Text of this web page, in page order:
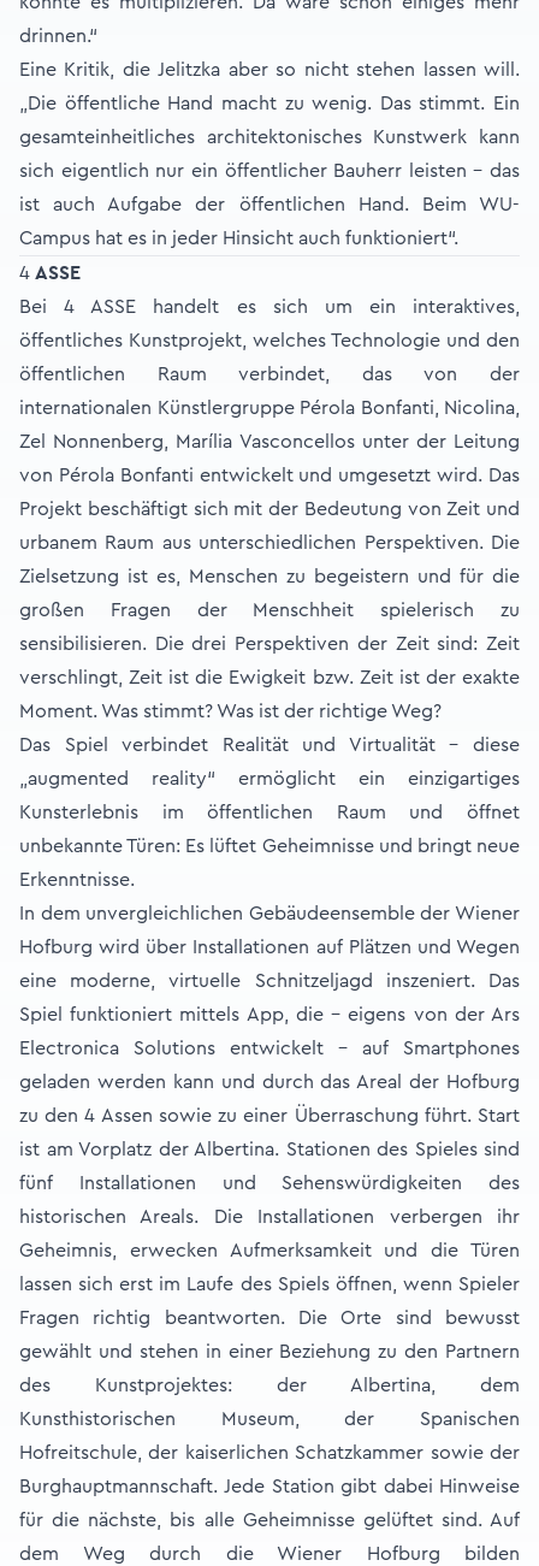
drinnen.“
Eine Kritik, die Jelitzka aber so nicht stehen lassen will.
„Die öffentliche Hand macht zu wenig. Das stimmt. Ein
gesamteinheitliches architektonisches Kunstwerk kann
sich eigentlich nur ein öffentlicher Bauherr leisten - das
ist auch Aufgabe der öffentlichen Hand. Beim WU-
Campus hat es in jeder Hinsicht auch funktioniert“.
4 ASSE
Bei 4 ASSE handelt es sich um ein interaktives,
öffentliches Kunstprojekt, welches Technologie und den
öffentlichen Raum verbindet, das von der
internationalen Künstlergruppe Pérola Bonfanti, Nicolina,
Zel Nonnenberg, Marília Vasconcellos unter der Leitung
von Pérola Bonfanti entwickelt und umgesetzt wird. Das
Projekt beschäftigt sich mit der Bedeutung von Zeit und
urbanem Raum aus unterschiedlichen Perspektiven. Die
Zielsetzung ist es, Menschen zu begeistern und für die
großen Fragen der Menschheit spielerisch zu
sensibilisieren. Die drei Perspektiven der Zeit sind: Zeit
verschlingt, Zeit ist die Ewigkeit bzw. Zeit ist der exakte
Moment. Was stimmt? Was ist der richtige Weg?
Das Spiel verbindet Realität und Virtualität – diese
„augmented reality“ ermöglicht ein einzigartiges
Kunsterlebnis im öffentlichen Raum und öffnet
unbekannte Türen: Es lüftet Geheimnisse und bringt neue
Erkenntnisse.
In dem unvergleichlichen Gebäudeensemble der Wiener
Hofburg wird über Installationen auf Plätzen und Wegen
eine moderne, virtuelle Schnitzeljagd inszeniert. Das
Spiel funktioniert mittels App, die – eigens von der Ars
Electronica Solutions entwickelt – auf Smartphones
geladen werden kann und durch das Areal der Hofburg
zu den 4 Assen sowie zu einer Überraschung führt. Start
ist am Vorplatz der Albertina. Stationen des Spieles sind
fünf Installationen und Sehenswürdigkeiten des
historischen Areals. Die Installationen verbergen ihr
Geheimnis, erwecken Aufmerksamkeit und die Türen
lassen sich erst im Laufe des Spiels öffnen, wenn Spieler
Fragen richtig beantworten. Die Orte sind bewusst
gewählt und stehen in einer Beziehung zu den Partnern
des Kunstprojektes: der Albertina, dem
Kunsthistorischen Museum, der Spanischen
Hofreitschule, der kaiserlichen Schatzkammer sowie der
Burghauptmannschaft. Jede Station gibt dabei Hinweise
für die nächste, bis alle Geheimnisse gelüftet sind. Auf
dem Weg durch die Wiener Hofburg bilden